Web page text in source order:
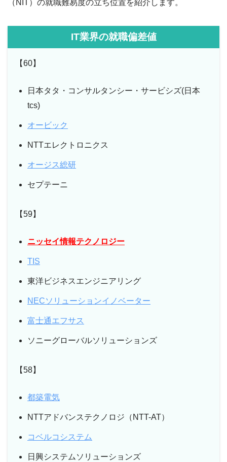
（NIT）の就職難易度の立ち位置を紹介します。
IT業界の就職偏差値
【60】
日本タタ・コンサルタンシー・サービシズ(日本
tcs)
オービック
NTTエレクトロニクス
オージス総研
セプテーニ
【59】
ニッセイ情報テクノロジー
TIS
東洋ビジネスエンジニアリング
NECソリューションイノベーター
富士通エフサス
ソニーグローバルソリューションズ
【58】
都築電気
NTTアドバンステクノロジ（NTT-AT）
コベルコシステム
日興システムソリューションズ